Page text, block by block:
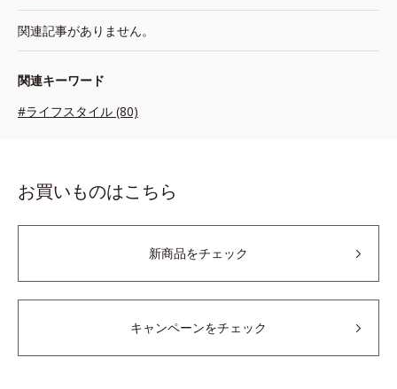
関連記事がありません。
関連キーワード
#ライフスタイル (80)
お買いものはこちら
新商品をチェック
キャンペーンをチェック